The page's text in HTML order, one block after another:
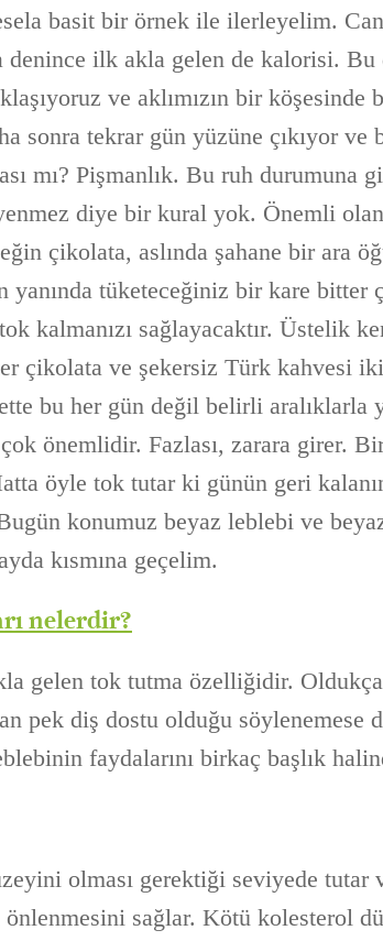
basit bir örnek ile ilerleyelim.
ilk akla gelen de kalorisi. Bu
ve aklımızın bir köşesinde
sonra tekrar gün yüzüne çıkıyor ve
mı? Pişmanlık. Bu ruh durumuna
diye bir kural yok. Önemli
çikolata, aslında şahane bir ara
tüketeceğiniz bir kare bitter
kalmanızı sağlayacaktır. Üstelik
çikolata ve şekersiz Türk kahvesi
bu her gün değil belirli aralıklarla
önemlidir. Fazlası, zarara girer.
öyle tok tutar ki günün geri
konumuz beyaz leblebi ve
kısmına geçelim.
nelerdir?
gelen tok tutma özelliğidir.
pek diş dostu olduğu söylenemese
faydalarını birkaç başlık
olması gerektiği seviyede
önlenmesini sağlar. Kötü kolesterol